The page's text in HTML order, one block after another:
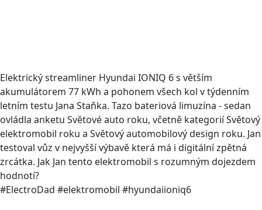
Elektrický streamliner Hyundai IONIQ 6 s větším
akumulátorem 77 kWh a pohonem všech kol v týdenním
letním testu Jana Staňka. Tazo bateriová limuzína - sedan
ovládla anketu Světové auto roku, včetně kategorií Světový
elektromobil roku a Světový automobilový design roku. Jan
testoval vůz v nejvyšší výbavě která má i digitální zpětná
zrcátka. Jak Jan tento elektromobil s rozumným dojezdem
hodnotí?
#ElectroDad #elektromobil #hyundaiioniq6